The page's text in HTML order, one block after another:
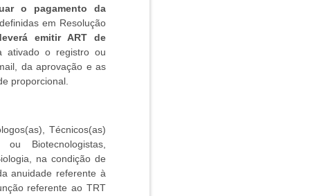
o pagamento da
em Resolução
emitir ART de
ativado o registro ou
da aprovação e as
proporcional.
Técnicos(as)
Biotecnologistas,
na condição de
anuidade referente à
referente ao TRT